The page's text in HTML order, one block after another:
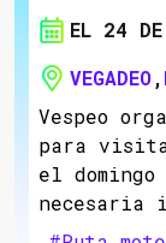
EL 24 DE
VEGADEO,
Vespeo
para
el
necesaria